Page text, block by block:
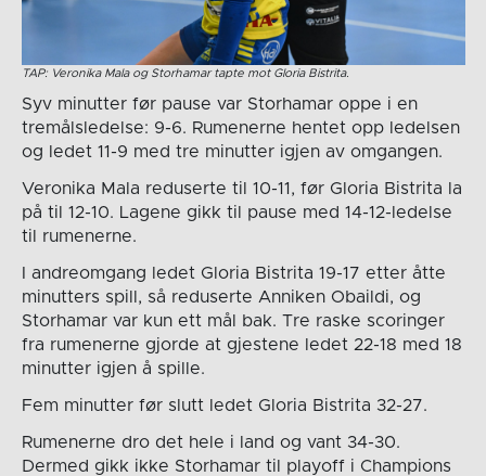
TAP: Veronika Mala og Storhamar tapte mot Gloria Bistrita.
Syv minutter før pause var Storhamar oppe i en
tremålsledelse: 9-6. Rumenerne hentet opp ledelsen
og ledet 11-9 med tre minutter igjen av omgangen.
Veronika Mala reduserte til 10-11, før Gloria Bistrita la
på til 12-10. Lagene gikk til pause med 14-12-ledelse
til rumenerne.
I andreomgang ledet Gloria Bistrita 19-17 etter åtte
minutters spill, så reduserte Anniken Obaildi, og
Storhamar var kun ett mål bak. Tre raske scoringer
fra rumenerne gjorde at gjestene ledet 22-18 med 18
minutter igjen å spille.
Fem minutter før slutt ledet Gloria Bistrita 32-27.
Rumenerne dro det hele i land og vant 34-30.
Dermed gikk ikke Storhamar til playoff i Champions